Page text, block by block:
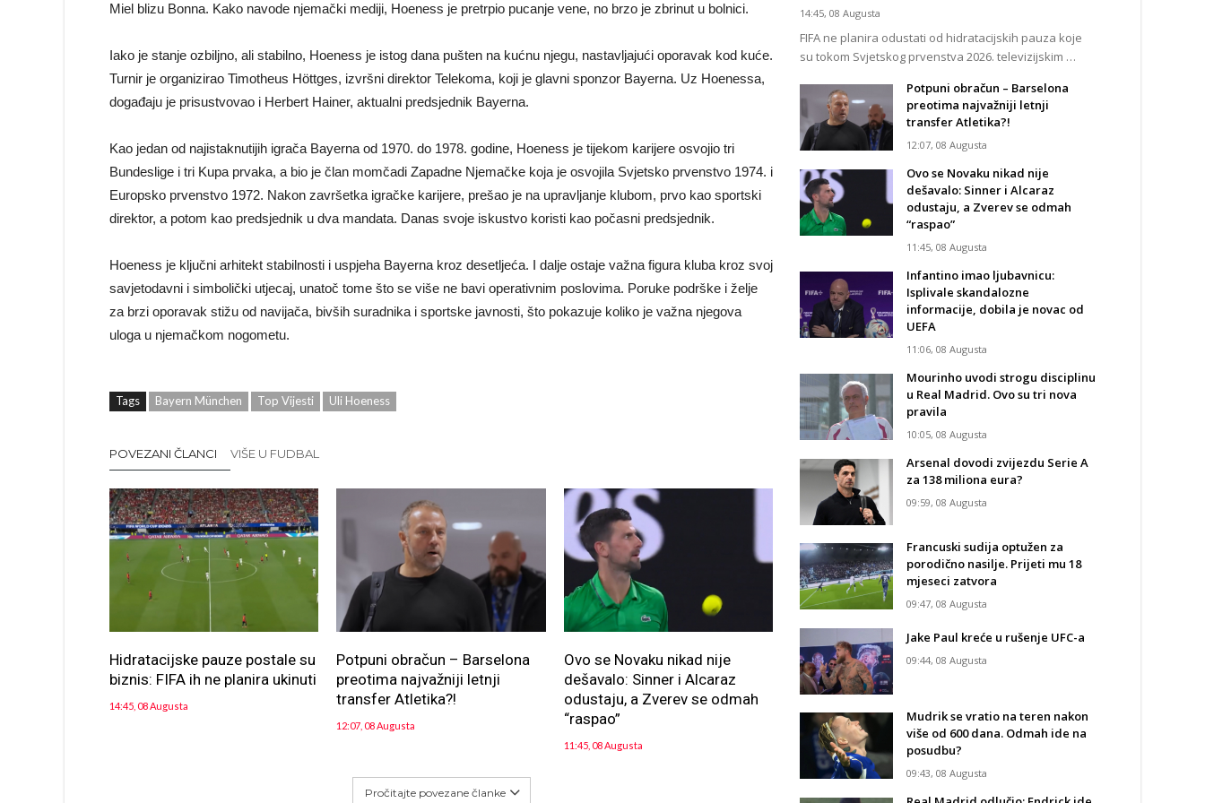
Miel blizu Bonna. Kako navode njemački mediji, Hoeness je pretrpio pucanje vene, no brzo je zbrinut u bolnici.
Iako je stanje ozbiljno, ali stabilno, Hoeness je istog dana pušten na kućnu njegu, nastavljajući oporavak kod kuće.
Turnir je organizirao Timotheus Höttges, izvršni direktor Telekoma, koji je glavni sponzor Bayerna. Uz Hoenessa,
događaju je prisustvovao i Herbert Hainer, aktualni predsjednik Bayerna.
Kao jedan od najistaknutijih igrača Bayerna od 1970. do 1978. godine, Hoeness je tijekom karijere osvojio tri
Bundeslige i tri Kupa prvaka, a bio je član momčadi Zapadne Njemačke koja je osvojila Svjetsko prvenstvo 1974. i
Europsko prvenstvo 1972. Nakon završetka igračke karijere, prešao je na upravljanje klubom, prvo kao sportski
direktor, a potom kao predsjednik u dva mandata. Danas svoje iskustvo koristi kao počasni predsjednik.
Hoeness je ključni arhitekt stabilnosti i uspjeha Bayerna kroz desetljeća. I dalje ostaje važna figura kluba kroz svoj
savjetodavni i simbolički utjecaj, unatoč tome što se više ne bavi operativnim poslovima. Poruke podrške i želje
za brzi oporavak stižu od navijača, bivših suradnika i sportske javnosti, što pokazuje koliko je važna njegova
uloga u njemačkom nogometu.
Tags Bayern München Top Vijesti Uli Hoeness
POVEZANI ČLANCI VIŠE U FUDBAL
Hidratacijske pauze postale su
biznis: FIFA ih ne planira ukinuti
14:45, 08 Augusta
Potpuni obračun – Barselona
preotima najvažniji letnji
transfer Atletika?!
12:07, 08 Augusta
Ovo se Novaku nikad nije
dešavalo: Sinner i Alcaraz
odustaju, a Zverev se odmah
“raspao”
11:45, 08 Augusta
Pročitajte povezane članke
14:45, 08 Augusta
FIFA ne planira odustati od hidratacijskih pauza koje
su tokom Svjetskog prvenstva 2026. televizijskim …
Potpuni obračun – Barselona
preotima najvažniji letnji
transfer Atletika?!
12:07, 08 Augusta
Ovo se Novaku nikad nije
dešavalo: Sinner i Alcaraz
odustaju, a Zverev se odmah
“raspao”
11:45, 08 Augusta
Infantino imao ljubavnicu:
Isplivale skandalozne
informacije, dobila je novac od
UEFA
11:06, 08 Augusta
Mourinho uvodi strogu disciplinu
u Real Madrid. Ovo su tri nova
pravila
10:05, 08 Augusta
Arsenal dovodi zvijezdu Serie A
za 138 miliona eura?
09:59, 08 Augusta
Francuski sudija optužen za
porodično nasilje. Prijeti mu 18
mjeseci zatvora
09:47, 08 Augusta
Jake Paul kreće u rušenje UFC-a
09:44, 08 Augusta
Mudrik se vratio na teren nakon
više od 600 dana. Odmah ide na
posudbu?
09:43, 08 Augusta